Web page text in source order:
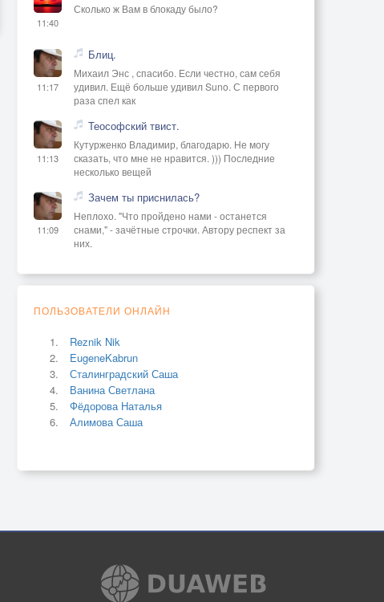
11:40
Сколько ж Вам в блокаду было?
11:17
Блиц.
Михаил Энс , спасибо. Если честно, сам себя
удивил. Ещё больше удивил Suno. С первого
раза спел как
11:13
Теософский твист.
Кутурженко Владимир, благодарю. Не могу
сказать, что мне не нравится. ))) Последние
несколько вещей
11:09
Зачем ты приснилась?
Неплохо. "Что пройдено нами - останется
снами," - зачётные строчки. Автору респект за
них.
ПОЛЬЗОВАТЕЛИ ОНЛАЙН
Reznik Nik
EugeneKabrun
Сталинградский Саша
Ванина Светлана
Фёдорова Наталья
Алимова Саша